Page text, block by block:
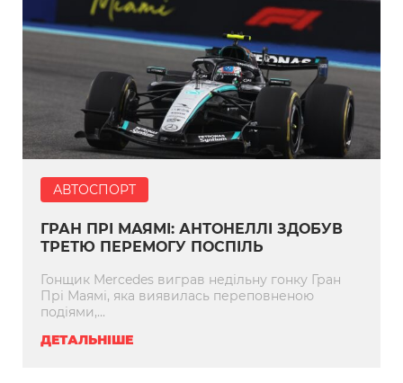
АВТОСПОРТ
ГРАН ПРІ МАЯМІ: АНТОНЕЛЛІ ЗДОБУВ
ТРЕТЮ ПЕРЕМОГУ ПОСПІЛЬ
Гонщик Mercedes виграв недільну гонку Гран
Прі Маямі, яка виявилась переповненою
подіями,...
ДЕТАЛЬНІШЕ